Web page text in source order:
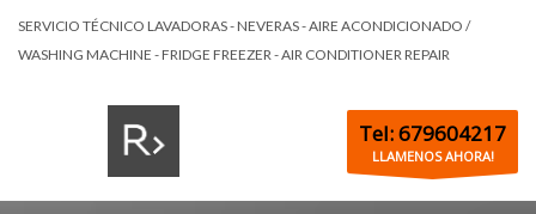
SERVICIO TÉCNICO LAVADORAS - NEVERAS - AIRE ACONDICIONADO /
WASHING MACHINE - FRIDGE FREEZER - AIR CONDITIONER REPAIR
Tel: 679604217
LLAMENOS AHORA!